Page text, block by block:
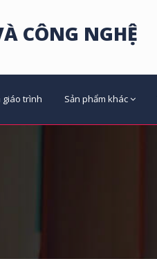
CÔNG NGHỆ
giáo trình Sản phẩm khác